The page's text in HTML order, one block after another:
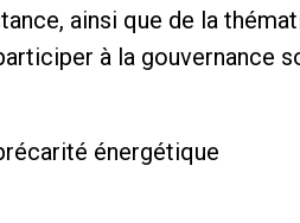
ainsi que de la
à la gouvernance
énergétique